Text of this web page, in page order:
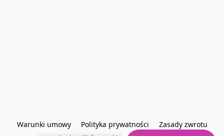
Warunki umowy Polityka prywatności
Zasady zwrotu